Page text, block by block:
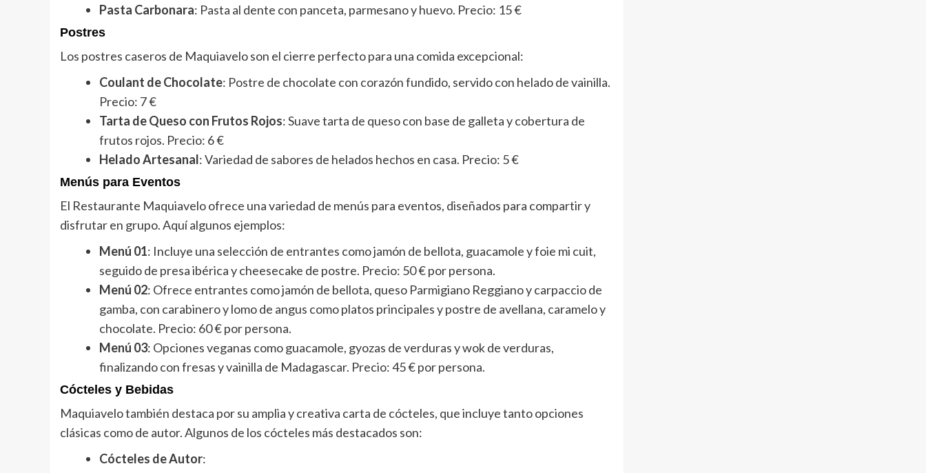
Pasta Carbonara: Pasta al dente con panceta, parmesano y huevo. Precio: 15 €
Postres
Los postres caseros de Maquiavelo son el cierre perfecto para una comida excepcional:
Coulant de Chocolate: Postre de chocolate con corazón fundido, servido con helado de vainilla.
Precio: 7 €
Tarta de Queso con Frutos Rojos: Suave tarta de queso con base de galleta y cobertura de
frutos rojos. Precio: 6 €
Helado Artesanal: Variedad de sabores de helados hechos en casa. Precio: 5 €
Menús para Eventos
El Restaurante Maquiavelo ofrece una variedad de menús para eventos, diseñados para compartir y
disfrutar en grupo. Aquí algunos ejemplos:
Menú 01: Incluye una selección de entrantes como jamón de bellota, guacamole y foie mi cuit,
seguido de presa ibérica y cheesecake de postre. Precio: 50 € por persona.
Menú 02: Ofrece entrantes como jamón de bellota, queso Parmigiano Reggiano y carpaccio de
gamba, con carabinero y lomo de angus como platos principales y postre de avellana, caramelo y
chocolate. Precio: 60 € por persona.
Menú 03: Opciones veganas como guacamole, gyozas de verduras y wok de verduras,
finalizando con fresas y vainilla de Madagascar. Precio: 45 € por persona.
Cócteles y Bebidas
Maquiavelo también destaca por su amplia y creativa carta de cócteles, que incluye tanto opciones
clásicas como de autor. Algunos de los cócteles más destacados son:
Cócteles de Autor: